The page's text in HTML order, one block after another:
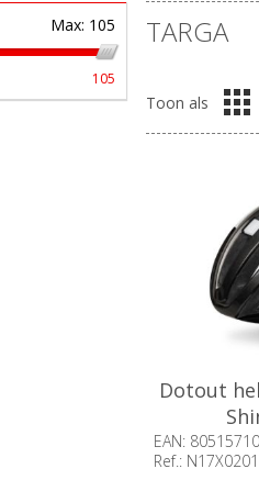
TARGA
Toon als
Dotout
EAN:
Ref.:
Max: 105
105